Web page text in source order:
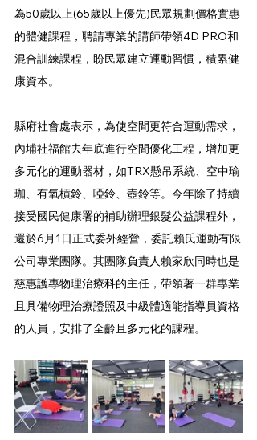
為50歲以上(65歲以上優先)民眾規劃價格實惠
的體健課程，聘請專業的講師帶領4D PRO和
混合訓練課程，盼民眾建立運動習慣，積累健
康資本。
縣府社會處表示，為使空間更符合運動需求，
內埔社福館去年底進行空間優化工程，增加更
多元化的運動器材，如TRX懸吊系統、空中瑜
珈、有氧槓鈴、啞鈴、壺鈴等。今年除了持續
接受國民健康署的補助辦理銀髮公益課程外，
還於6月1日正式委外經營，委託賴氏運動有限
公司專業團隊。其團隊負責人賴家欣同時也是
慈惠護專物理治療科的主任，帶領著一群專業
且具備物理治療證照及中級體適能指導員資格
的人員，安排了全齡且多元化的課程。